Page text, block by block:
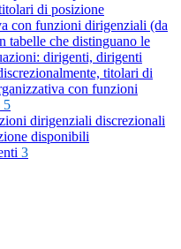
di posizione
con funzioni dirigenziali (da
tabelle che distinguano le
dirigenti, dirigenti
titolari di
con funzioni
5
dirigenziali discrezionali
disponibili
3